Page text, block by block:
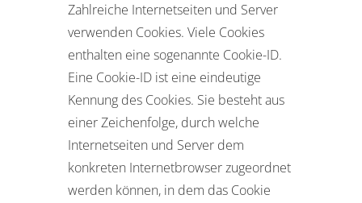
Zahlreiche Internetseiten und Server
verwenden Cookies. Viele Cookies
enthalten eine sogenannte Cookie-ID.
Eine Cookie-ID ist eine eindeutige
Kennung des Cookies. Sie besteht aus
einer Zeichenfolge, durch welche
Internetseiten und Server dem
konkreten Internetbrowser zugeordnet
werden können, in dem das Cookie